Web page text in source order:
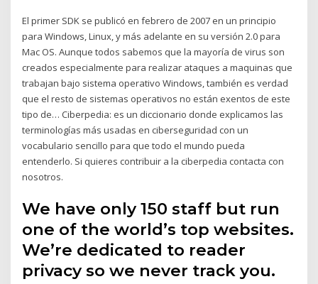
El primer SDK se publicó en febrero de 2007 en un principio
para Windows, Linux, y más adelante en su versión 2.0 para
Mac OS. Aunque todos sabemos que la mayoría de virus son
creados especialmente para realizar ataques a maquinas que
trabajan bajo sistema operativo Windows, también es verdad
que el resto de sistemas operativos no están exentos de este
tipo de… Ciberpedia: es un diccionario donde explicamos las
terminologías más usadas en ciberseguridad con un
vocabulario sencillo para que todo el mundo pueda
entenderlo. Si quieres contribuir a la ciberpedia contacta con
nosotros.
We have only 150 staff but run
one of the world’s top websites.
We’re dedicated to reader
privacy so we never track you.